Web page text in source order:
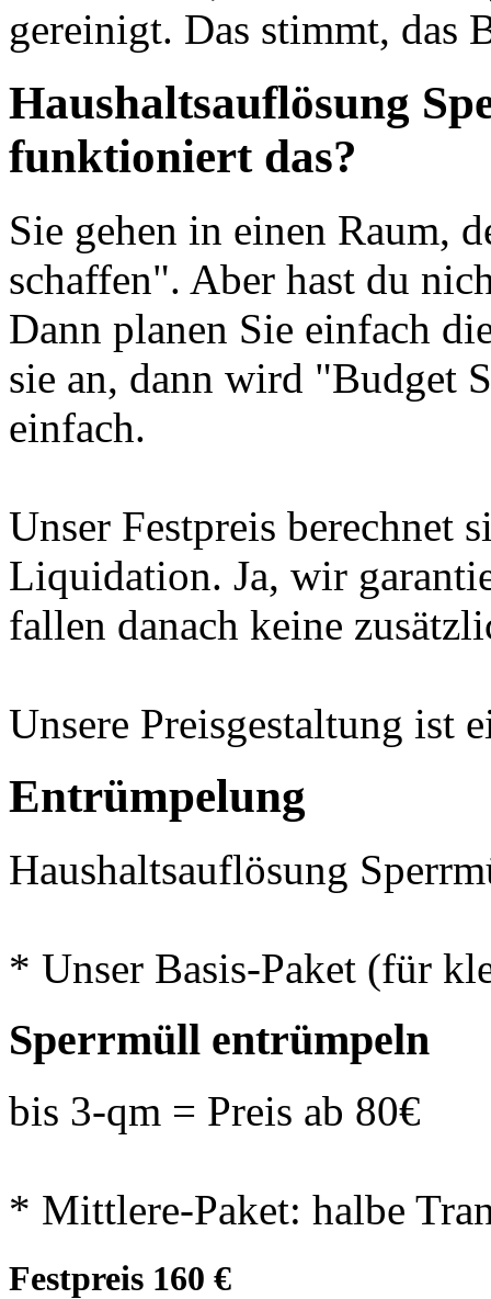
gereinigt. Das stimmt, das
Haushaltsauflösung
funktioniert das?
Sie gehen in einen Raum,
schaffen". Aber hast du
Dann planen Sie einfach
sie an, dann wird "Budget
einfach.
Unser Festpreis berechnet
Liquidation. Ja, wir
fallen danach keine
Unsere Preisgestaltung ist
Entrümpelung
Haushaltsauflösung
* Unser Basis-Paket (für
Sperrmüll entrümpeln
bis 3-qm = Preis ab 80€
* Mittlere-Paket: halbe
Festpreis 160 €